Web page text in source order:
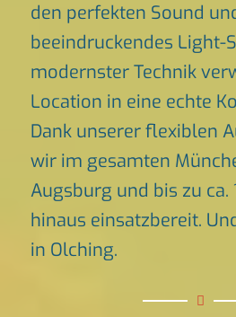
den perfekten Sound
beeindruckendes Light-
modernster Technik
Location in eine echte
Dank unserer flexiblen
wir im gesamten
Augsburg und bis zu
hinaus einsatzbereit.
in Olching.